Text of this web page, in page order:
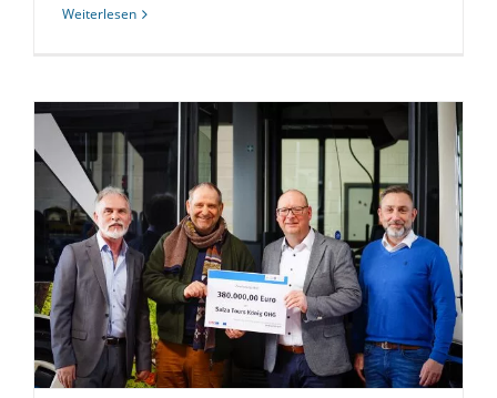
Weiterlesen